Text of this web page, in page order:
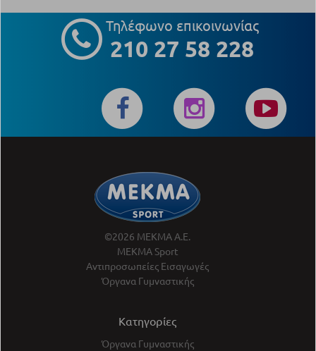
Τηλέφωνο επικοινωνίας
210 27 58 228
©2026 ΜΕΚΜΑ Α.Ε.
ΜΕΚΜΑ Sport
Αντιπροσωπείες Εισαγωγές
Όργανα Γυμναστικής
Κατηγορίες
Όργανα Γυμναστικής